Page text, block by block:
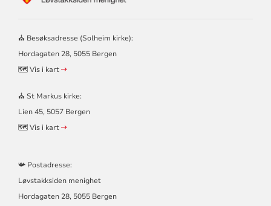
⛪ Besøksadresse (Solheim kirke):
Hordagaten 28, 5055 Bergen
🗺️ Vis i kart
⛪ St Markus kirke:
Lien 45, 5057 Bergen
🗺️ Vis i kart
📯 Postadresse:
Løvstakksiden menighet
Hordagaten 28, 5055 Bergen